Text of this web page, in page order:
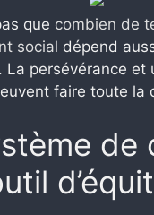
que combien de
social dépend
La persévérance et
faire toute la
de